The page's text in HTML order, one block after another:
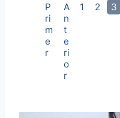
P
ri
m
e
r
A
n
t
e
ri
o
r
1 2 3